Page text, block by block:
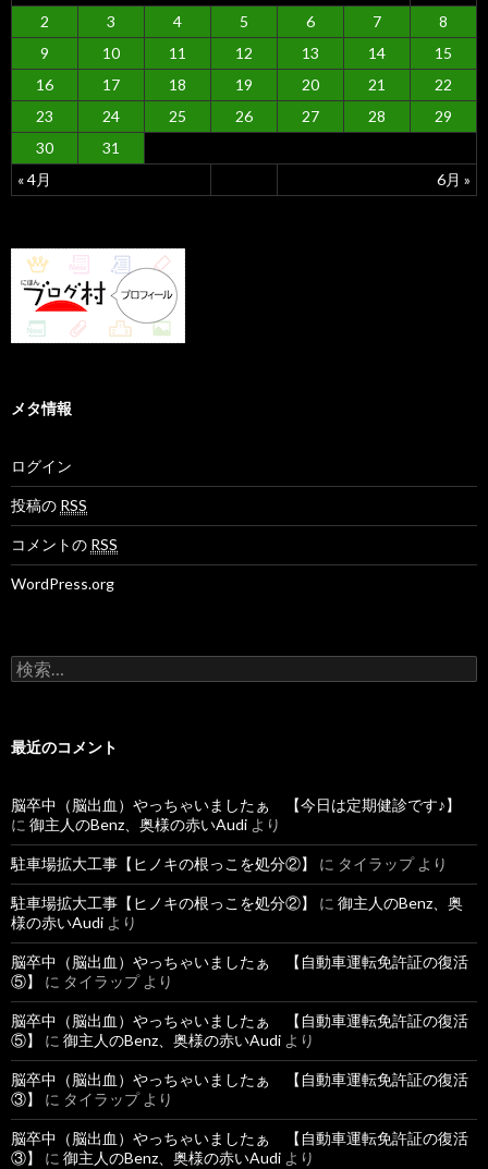
« 4月 6月 »
2
3 4 5 6 7
8
9
10 11 12 13 14
15
16
17 18 19 20 21
22
23
24 25 26 27 28
29
30
31
メタ情報
ログイン
投稿の RSS
コメントの RSS
WordPress.org
検
索
最近のコメント
脳卒中（脳出血）やっちゃいましたぁ 【今日は定期健診です♪】
に 御主人のBenz、奥様の赤いAudi より
駐車場拡大工事【ヒノキの根っこを処分②】 に タイラップより
駐車場拡大工事【ヒノキの根っこを処分②】 に 御主人のBenz、奥
様の赤いAudi より
脳卒中（脳出血）やっちゃいましたぁ 【自動車運転免許証の復活
⑤】
に タイラップより
脳卒中（脳出血）やっちゃいましたぁ 【自動車運転免許証の復活
⑤】
に 御主人のBenz、奥様の赤いAudi より
脳卒中（脳出血）やっちゃいましたぁ 【自動車運転免許証の復活
③】
に タイラップより
脳卒中（脳出血）やっちゃいましたぁ 【自動車運転免許証の復活
③】
に 御主人のBenz、奥様の赤いAudi より